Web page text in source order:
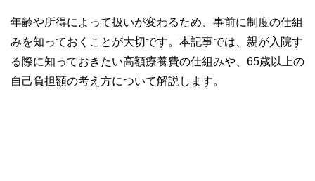
年齢や所得によって扱いが変わるため、事前に制度の仕組
みを知っておくことが大切です。本記事では、親が入院す
る際に知っておきたい高額療養費の仕組みや、65歳以上の
自己負担額の考え方について解説します。